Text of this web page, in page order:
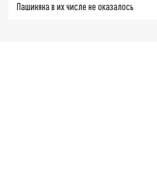
Пашиняна в их числе не оказалось